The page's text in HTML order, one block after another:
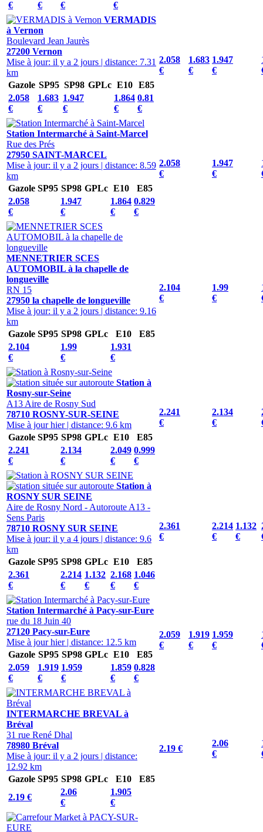
€ € €
€
VERMADIS
à Vernon
Boulevard Jean Jaurès
27200 Vernon
Mise à jour: il y a 2 jours | distance: 7.31
km
Gazole SP95 SP98 GPLc E10
E85
2.058
€
1.683
€
1.947
€
1.864
€
0.81
€
2.058
€
1.683
€
1.947
€
Station Intermarché à Saint-Marcel
Rue des Prés
27950 SAINT-MARCEL
Mise à jour: il y a 2 jours | distance: 8.59
km
Gazole SP95 SP98 GPLc E10
E85
2.058
€
1.947
€
1.864
€
0.829
€
2.058
€
1.947
€
MENNETRIER SCES
AUTOMOBIL à la chapelle de
longueville
RN 15
27950 la chapelle de longueville
Mise à jour: il y a 2 jours | distance: 9.16
km
Gazole SP95 SP98 GPLc E10
E85
2.104
€
1.99
€
1.931
€
2.104
€
1.99
€
Station à
Rosny-sur-Seine
A13 Aire de Rosny Sud
78710 ROSNY-SUR-SEINE
Mise à jour hier | distance: 9.6 km
Gazole SP95 SP98 GPLc E10
E85
2.241
€
2.134
€
2.049
€
0.999
€
2.241
€
2.134
€
Station à
ROSNY SUR SEINE
Aire de Rosny Nord - Autoroute A13 -
Sens Paris
78710 ROSNY SUR SEINE
Mise à jour: il y a 4 jours | distance: 9.6
km
Gazole SP95 SP98 GPLc E10
E85
2.361
€
2.214
€
1.132
€
2.168
€
1.046
€
2.361
€
2.214
€
1.132
€
Station Intermarché à Pacy-sur-Eure
rue du 18 Juin 40
27120 Pacy-sur-Eure
Mise à jour hier | distance: 12.5 km
Gazole SP95 SP98 GPLc E10
E85
2.059
€
1.919
€
1.959
€
1.859
€
0.828
€
2.059
€
1.919
€
1.959
€
INTERMARCHE BREVAL à
Bréval
31 rue René Dhal
78980 Bréval
Mise à jour: il y a 2 jours | distance:
12.92 km
Gazole SP95 SP98 GPLc E10
E85
2.19 €
2.06
€
1.905
€
2.19 €
2.06
€